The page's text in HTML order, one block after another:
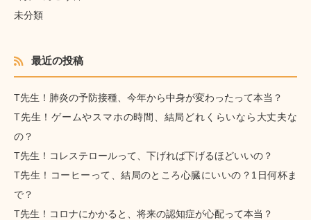
未分類
最近の投稿
T先生！肺炎の予防接種、今年から中身が変わったって本当？
T先生！ゲームやスマホの時間、結局どれくらいなら大丈夫な
の？
T先生！コレステロールって、下げれば下げるほどいいの？
T先生！コーヒーって、結局のところ心臓にいいの？1日何杯ま
で？
T先生！コロナにかかると、将来の認知症が心配って本当？